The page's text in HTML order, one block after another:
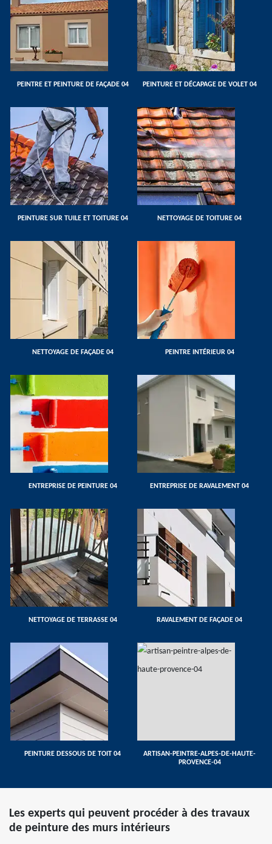
PEINTRE ET PEINTURE DE FAÇADE 04 PEINTURE ET DÉCAPAGE DE VOLET 04
PEINTURE SUR TUILE ET TOITURE 04 NETTOYAGE DE TOITURE 04
NETTOYAGE DE FAÇADE 04 PEINTRE INTÉRIEUR 04
ENTREPRISE DE PEINTURE 04 ENTREPRISE DE RAVALEMENT 04
NETTOYAGE DE TERRASSE 04 RAVALEMENT DE FAÇADE 04
PEINTURE DESSOUS DE TOIT 04
ARTISAN-PEINTRE-ALPES-DE-HAUTE-
PROVENCE-04
Les experts qui peuvent procéder à des travaux
de peinture des murs intérieurs